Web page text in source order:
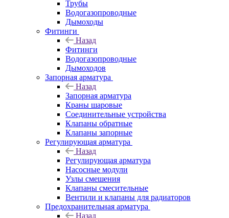
Трубы
Водогазопроводные
Дымоходы
Фитинги
Назад
Фитинги
Водогазопроводные
Дымоходов
Запорная арматура
Назад
Запорная арматура
Краны шаровые
Соединительные устройства
Клапаны обратные
Клапаны запорные
Регулирующая арматура
Назад
Регулирующая арматура
Насосные модули
Узлы смешения
Клапаны смесительные
Вентили и клапаны для радиаторов
Предохранительная арматура
Назад